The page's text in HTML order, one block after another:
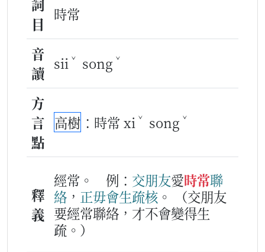
詞
目
時常
音
讀
sii ˇ song ˇ
方
言
點
高樹 ：時常 xi ˇ song ˇ
釋
義
經常。 例： 交朋友愛時常聯
絡 ， 正毋會生疏核 。
（交朋友
要經常聯絡，才不會變得生
疏。）